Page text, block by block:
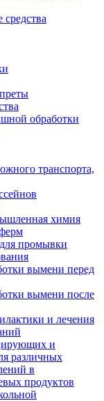
обработки
транспорта,
химия
промывки
вымени перед
вымени после
и лечения
и
различных
в
продуктов